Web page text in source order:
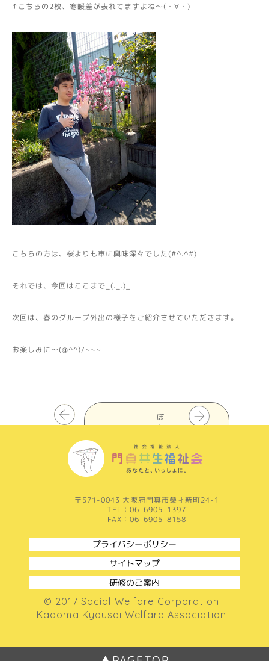
↑こちらの2枚、寒暖差が表れてますよね～(・∀・)
こちらの方は、桜よりも車に興味深々でした(#^.^#)
それでは、今回はここまで_(._.)_
次回は、春のグループ外出の様子をご紹介させていただきます。
お楽しみに～(@^^)/~~~
ぼ
ち
ち
一
覧
る
〒571-0043 大阪府門真市桑才新町24-1
TEL：06-6905-1397
FAX：06-6905-8158
プライバシーポリシー
サイトマップ
研修のご案内
© 2017 Social Welfare Corporation
Kadoma Kyousei Welfare Association